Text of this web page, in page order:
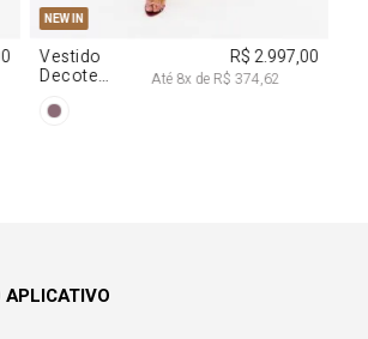
NEW IN
PP
Vestido
Decote
Brilhos
R$ 2.997,00
Até 8x deR$ 374,62
APLICATIVO